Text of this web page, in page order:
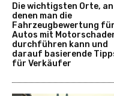
Die wichtigsten Orte, an
denen man die
Fahrzeugbewertung für
Autos mit
durchführen kann und
darauf basierende
für Verkäufer